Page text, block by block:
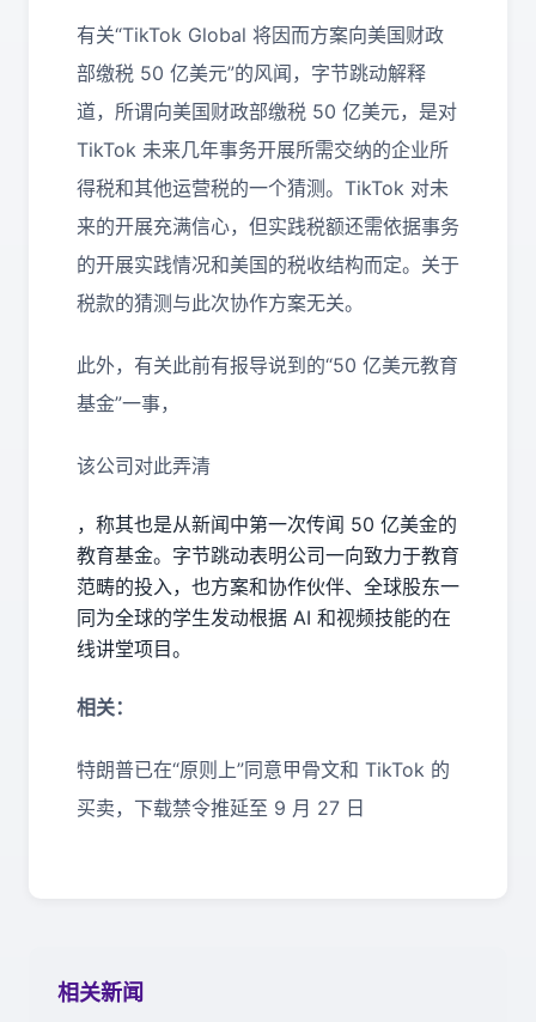
有关“TikTok Global 将因而方案向美国财政
部缴税 50 亿美元”的风闻，字节跳动解释
道，所谓向美国财政部缴税 50 亿美元，是对
TikTok 未来几年事务开展所需交纳的企业所
得税和其他运营税的一个猜测。TikTok 对未
来的开展充满信心，但实践税额还需依据事务
的开展实践情况和美国的税收结构而定。关于
税款的猜测与此次协作方案无关。
此外，有关此前有报导说到的“50 亿美元教育
基金”一事，
该公司对此弄清
，称其也是从新闻中第一次传闻 50 亿美金的
教育基金。字节跳动表明公司一向致力于教育
范畴的投入，也方案和协作伙伴、全球股东一
同为全球的学生发动根据 AI 和视频技能的在
线讲堂项目。
相关：
特朗普已在“原则上”同意甲骨文和 TikTok 的
买卖，下载禁令推延至 9 月 27 日
相关新闻